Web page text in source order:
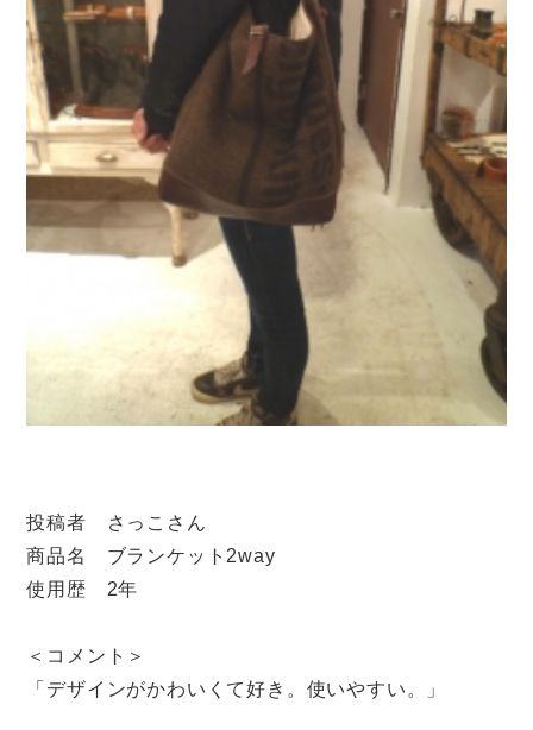
投稿者 さっこさん
商品名 ブランケット2way
使用歴 2年
＜コメント＞
「デザインがかわいくて好き。使いやすい。」